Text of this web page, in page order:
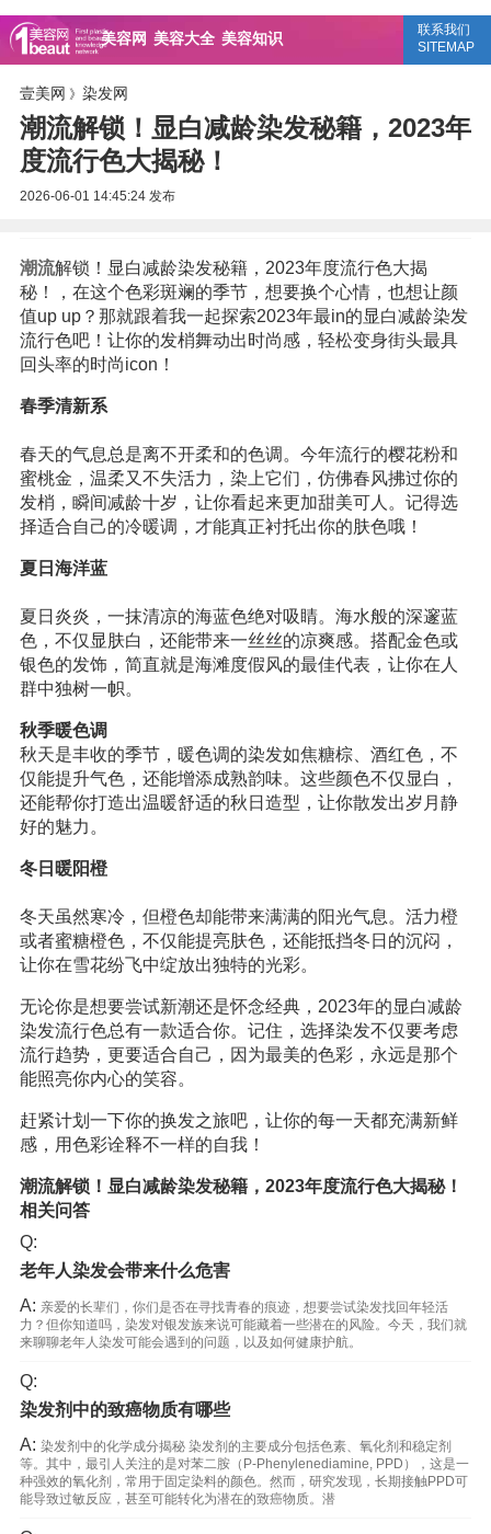
美容网 美容大全 美容知识
联系我们
SITEMAP
壹美网 》 染发网
潮流解锁！显白减龄染发秘籍，2023年
度流行色大揭秘！
2026-06-01 14:45:24发布
潮流解锁！显白减龄染发秘籍，2023年度流行色大揭
秘！，在这个色彩斑斓的季节，想要换个心情，也想让颜
值up up？那就跟着我一起探索2023年最in的显白减龄染发
流行色吧！让你的发梢舞动出时尚感，轻松变身街头最具
回头率的时尚icon！
春季清新系
春天的气息总是离不开柔和的色调。今年流行的樱花粉和
蜜桃金，温柔又不失活力，染上它们，仿佛春风拂过你的
发梢，瞬间减龄十岁，让你看起来更加甜美可人。记得选
择适合自己的冷暖调，才能真正衬托出你的肤色哦！
夏日海洋蓝
夏日炎炎，一抹清凉的海蓝色绝对吸睛。海水般的深邃蓝
色，不仅显肤白，还能带来一丝丝的凉爽感。搭配金色或
银色的发饰，简直就是海滩度假风的最佳代表，让你在人
群中独树一帜。
秋季暖色调
秋天是丰收的季节，暖色调的染发如焦糖棕、酒红色，不
仅能提升气色，还能增添成熟韵味。这些颜色不仅显白，
还能帮你打造出温暖舒适的秋日造型，让你散发出岁月静
好的魅力。
冬日暖阳橙
冬天虽然寒冷，但橙色却能带来满满的阳光气息。活力橙
或者蜜糖橙色，不仅能提亮肤色，还能抵挡冬日的沉闷，
让你在雪花纷飞中绽放出独特的光彩。
无论你是想要尝试新潮还是怀念经典，2023年的显白减龄
染发流行色总有一款适合你。记住，选择染发不仅要考虑
流行趋势，更要适合自己，因为最美的色彩，永远是那个
能照亮你内心的笑容。
赶紧计划一下你的换发之旅吧，让你的每一天都充满新鲜
感，用色彩诠释不一样的自我！
潮流解锁！显白减龄染发秘籍，2023年度流行色大揭秘！
相关问答
Q:
老年人染发会带来什么危害
A: 亲爱的长辈们，你们是否在寻找青春的痕迹，想要尝试染发找回年轻活
力？但你知道吗，染发对银发族来说可能藏着一些潜在的风险。今天，我们就
来聊聊老年人染发可能会遇到的问题，以及如何健康护航。
Q:
染发剂中的致癌物质有哪些
A: 染发剂中的化学成分揭秘 染发剂的主要成分包括色素、氧化剂和稳定剂
等。其中，最引人关注的是对苯二胺（P-Phenylenediamine, PPD），这是一
种强效的氧化剂，常用于固定染料的颜色。然而，研究发现，长期接触PPD可
能导致过敏反应，甚至可能转化为潜在的致癌物质。潜